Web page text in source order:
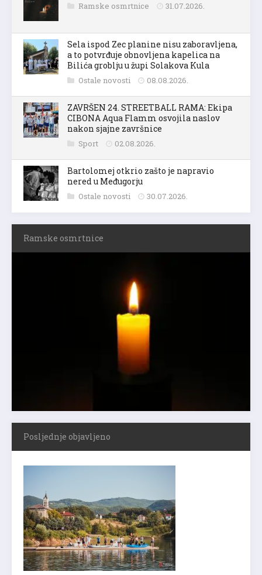
Ramske osmrtnice 31.07.2026.
Sela ispod Zec planine nisu zaboravljena,
a to potvrđuje obnovljena kapelica na
Bilića groblju u župi Solakova Kula
Ostale novosti 08.08.2026.
ZAVRŠEN 24. STREETBALL RAMA: Ekipa
CIBONA Aqua Flamm osvojila naslov
nakon sjajne završnice
Sport 02.08.2026.
Bartolomej otkrio zašto je napravio
nered u Međugorju
Ostale novosti 30.07.2026.
Ramske osmrtnice
Posljednje objavljeno